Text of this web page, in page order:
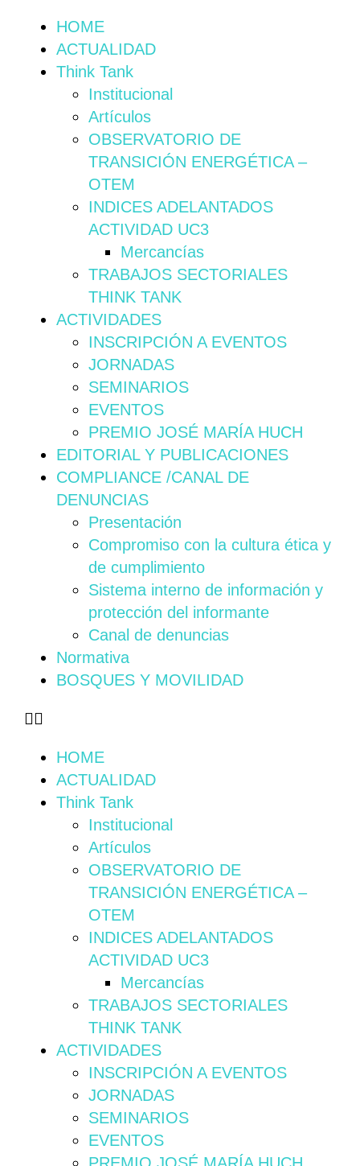
HOME
ACTUALIDAD
Think Tank
Institucional
Artículos
OBSERVATORIO DE
TRANSICIÓN ENERGÉTICA –
OTEM
INDICES ADELANTADOS
ACTIVIDAD UC3
Mercancías
TRABAJOS SECTORIALES
THINK TANK
ACTIVIDADES
INSCRIPCIÓN A EVENTOS
JORNADAS
SEMINARIOS
EVENTOS
PREMIO JOSÉ MARÍA HUCH
EDITORIAL Y PUBLICACIONES
COMPLIANCE /CANAL DE
DENUNCIAS
Presentación
Compromiso con la cultura ética y
de cumplimiento
Sistema interno de información y
protección del informante
Canal de denuncias
Normativa
BOSQUES Y MOVILIDAD
HOME
ACTUALIDAD
Think Tank
Institucional
Artículos
OBSERVATORIO DE
TRANSICIÓN ENERGÉTICA –
OTEM
INDICES ADELANTADOS
ACTIVIDAD UC3
Mercancías
TRABAJOS SECTORIALES
THINK TANK
ACTIVIDADES
INSCRIPCIÓN A EVENTOS
JORNADAS
SEMINARIOS
EVENTOS